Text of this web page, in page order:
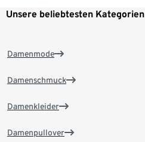
Unsere beliebtesten Kategorien
Damenmode
Damenschmuck
Damenkleider
Damenpullover